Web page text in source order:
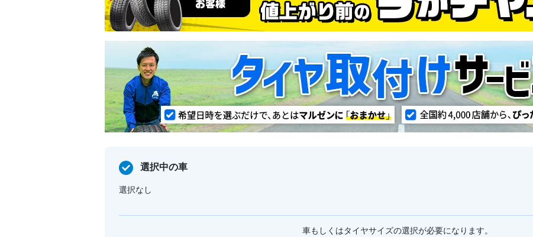
選択中の車
選択なし
車もしくはタイヤサイズの選択が必要になります。